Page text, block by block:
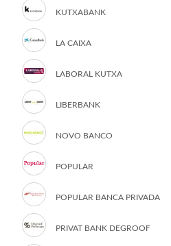
KUTXABANK
LA CAIXA
LABORAL KUTXA
LIBERBANK
NOVO BANCO
POPULAR
POPULAR BANCA PRIVADA
PRIVAT BANK DEGROOF